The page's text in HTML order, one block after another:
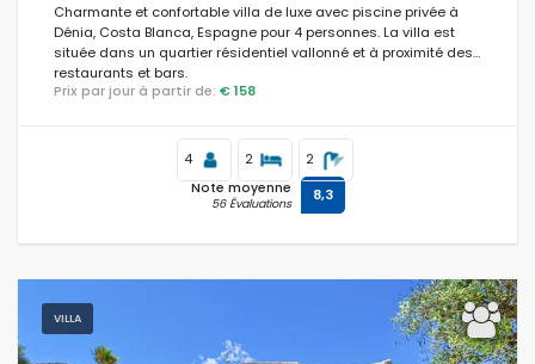
Optionnel
Confort
Services
Charmante et confortable villa de luxe avec piscine privée à
Dénia, Costa Blanca, Espagne pour 4 personnes. La villa est
située dans un quartier résidentiel vallonné et à proximité des
restaurants et bars.
Prix par jour à partir de: € 158
4 2 2
Note moyenne
56 Évaluations 8,3
VILLA